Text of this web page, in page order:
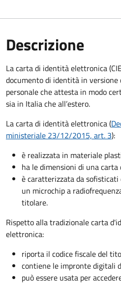
Descrizione
La carta di identità elettronica
documento di identità in versione
personale che attesta in modo
sia in Italia che all’estero.
La carta di identità elettronica (
ministeriale 23/12/2015, art. 3):
è realizzata in materiale
ha le dimensioni di una carta
è caratterizzata da
un microchip a
titolare.
Rispetto alla tradizionale carta
elettronica:
riporta il codice fiscale del
contiene le impronte digitali
può essere usata per